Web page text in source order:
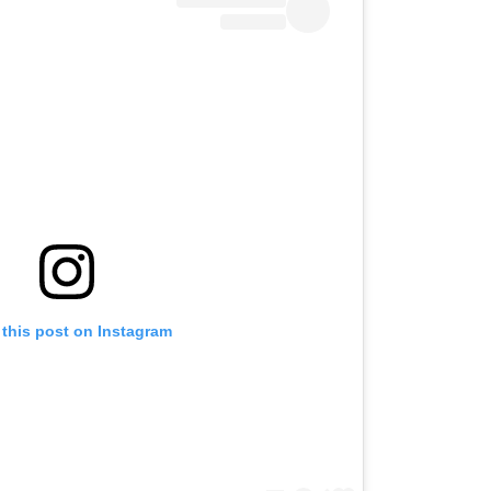
this post on Instagram